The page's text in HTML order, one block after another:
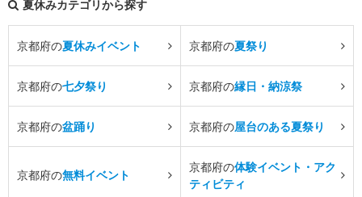
夏休みカテゴリから探す
京都府の夏休みイベント 京都府の夏祭り
京都府の七夕祭り 京都府の縁日・納涼祭
京都府の盆踊り 京都府の屋台のある夏祭り
京都府の無料イベント
京都府の体験イベント・アク
ティビティ